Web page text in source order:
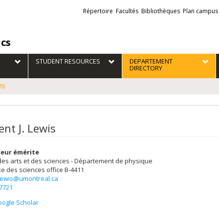
Liens
externes
Répertoire Facultés Bibliothèques Plan campus
STUDENT RESOURCES DEPARTEMENT
DIRECTORY
J. Lewis
émérite
arts et des sciences - Département de physique
des sciences office B-4411
Scholar